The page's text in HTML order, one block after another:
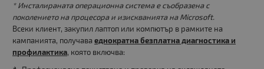
* Инсталираната операционна система е съобразена с
поколението на процесора и изискванията на Microsoft.
Всеки клиент, закупил лаптоп или компютър в рамките на
кампанията, получава еднократна безплатна диагностика и
профилактика, която включва: